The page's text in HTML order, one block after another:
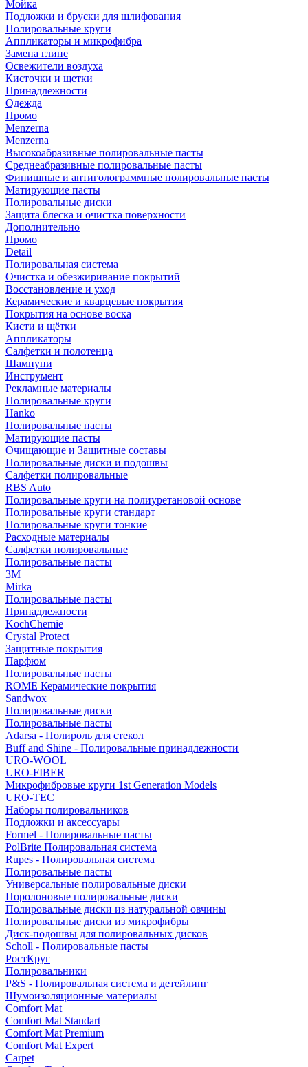
Мойка
Подложки и бруски для шлифования
Полировальные круги
Аппликаторы и микрофибра
Замена глине
Освежители воздуха
Кисточки и щетки
Принадлежности
Одежда
Промо
Menzerna
Menzerna
Высокоабразивные полировальные пасты
Среднеабразивные полировальные пасты
Финишные и антиголограммные полировальные пасты
Матирующие пасты
Полировальные диски
Защита блеска и очистка поверхности
Дополнительно
Промо
Detail
Полировальная система
Очистка и обезжиривание покрытий
Восстановление и уход
Керамические и кварцевые покрытия
Покрытия на основе воска
Кисти и щётки
Аппликаторы
Салфетки и полотенца
Шампуни
Инструмент
Рекламные материалы
Полировальные круги
Hanko
Полировальные пасты
Матирующие пасты
Очищающие и Защитные составы
Полировальные диски и подошвы
Салфетки полировальные
RBS Auto
Полировальные круги на полиуретановой основе
Полировальные круги стандарт
Полировальные круги тонкие
Расходные материалы
Салфетки полировальные
Полировальные пасты
3М
Mirka
Полировальные пасты
Принадлежности
KochChemie
Crystal Protect
Защитные покрытия
Парфюм
Полировальные пасты
ROME Керамические покрытия
Sandwox
Полировальные диски
Полировальные пасты
Adarsa - Полироль для стекол
Buff and Shine - Полировальные принадлежности
URO-WOOL
URO-FIBER
Микрофибровые круги 1st Generation Models
URO-TEC
Наборы полировальников
Подложки и аксессуары
Formel - Полировальные пасты
PolBrite Полировальная система
Rupes - Полировальная система
Полировальные пасты
Универсальные полировальные диски
Поролоновые полировальные диски
Полировальные диски из натуральной овчины
Полировальные диски из микрофибры
Диск-подошвы для полировальных дисков
Scholl - Полировальные пасты
РостКруг
Полировальники
P&S - Полировальная система и детейлинг
Шумоизоляционные материалы
Comfort Mat
Comfort Mat Standart
Comfort Mat Premium
Comfort Mat Expert
Carpet